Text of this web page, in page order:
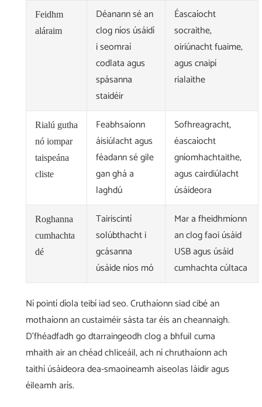
Feidhm
aláraim
Déanann sé an
clog níos úsáidí
i seomraí
codlata agus
spásanna
staidéir
Éascaíocht
socraithe,
oiriúnacht fuaime,
agus cnaipí
rialaithe
Rialú gutha
nó iompar
taispeána
cliste
Feabhsaíonn
áisiúlacht agus
féadann sé gile
gan ghá a
laghdú
Sofhreagracht,
éascaíocht
gníomhachtaithe,
agus cairdiúlacht
úsáideora
Roghanna
cumhachta
dé
Tairiscintí
solúbthacht i
gcásanna
úsáide níos mó
Mar a fheidhmíonn
an clog faoi úsáid
USB agus úsáid
cumhachta cúltaca
Ní pointí díola teibí iad seo. Cruthaíonn siad cibé an
mothaíonn an custaiméir sásta tar éis an cheannaigh.
D’fhéadfadh go dtarraingeodh clog a bhfuil cuma
mhaith air an chéad chliceáil, ach ní chruthaíonn ach
taithí úsáideora dea-smaoineamh aiseolas láidir agus
éileamh arís.